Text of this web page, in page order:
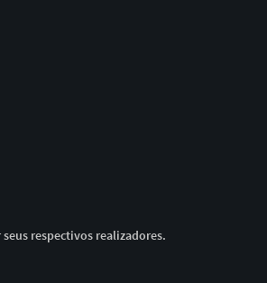
respectivos realizadores.